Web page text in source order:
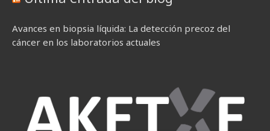
Avances en biopsia líquida: La detección precoz del
cáncer en los laboratorios actuales